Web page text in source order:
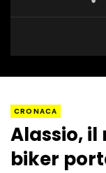
CRONACA
Alassio, il
biker